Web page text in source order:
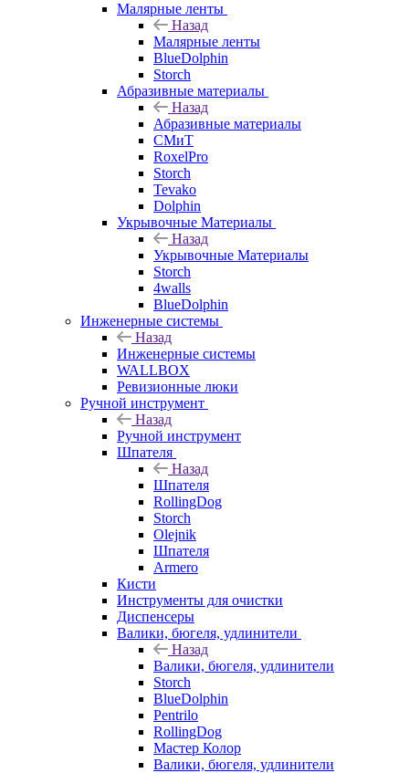
Малярные ленты
Назад
Малярные ленты
BlueDolphin
Storch
Абразивные материалы
Назад
Абразивные материалы
СМиТ
RoxelPro
Storch
Tevako
Dolphin
Укрывочные Материалы
Назад
Укрывочные Материалы
Storch
4walls
BlueDolphin
Инженерные системы
Назад
Инженерные системы
WALLBOX
Ревизионные люки
Ручной инструмент
Назад
Ручной инструмент
Шпателя
Назад
Шпателя
RollingDog
Storch
Olejnik
Шпателя
Armero
Кисти
Инструменты для очистки
Диспенсеры
Валики, бюгеля, удлинители
Назад
Валики, бюгеля, удлинители
Storch
BlueDolphin
Pentrilo
RollingDog
Мастер Колор
Валики, бюгеля, удлинители